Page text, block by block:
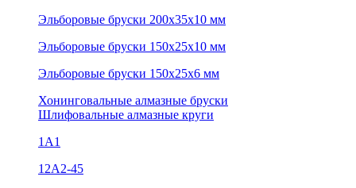
Эльборовые бруски 200х35х10 мм
Эльборовые бруски 150х25х10 мм
Эльборовые бруски 150х25х6 мм
Хонинговальные алмазные бруски
Шлифовальные алмазные круги
1А1
12A2-45